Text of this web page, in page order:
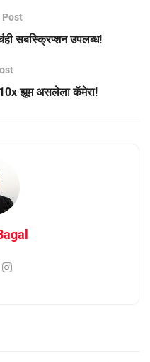
Post
सबस्क्रिप्शन उपलब्ध!
10x झूम असलेला कॅमेरा!